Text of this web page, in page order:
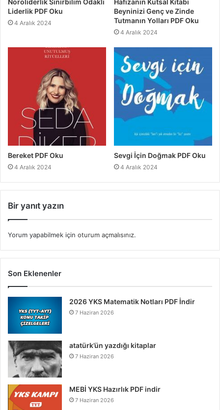
Nöroliderlik Sinirbilim Odaklı
Liderlik PDF Oku
4 Aralık 2024
Hafızanın Kutsal Kitabı
Beyninizi Genç ve Zinde
Tutmanın Yolları PDF Oku
4 Aralık 2024
Bereket PDF Oku
4 Aralık 2024
Sevgi İçin Doğmak PDF Oku
4 Aralık 2024
Bir yanıt yazın
Yorum yapabilmek için oturum açmalısınız.
Son Eklenenler
2026 YKS Matematik Notları PDF İndir
7 Haziran 2026
atatürk’ün yazdığı kitaplar
7 Haziran 2026
MEBİ YKS Hazırlık PDF indir
7 Haziran 2026